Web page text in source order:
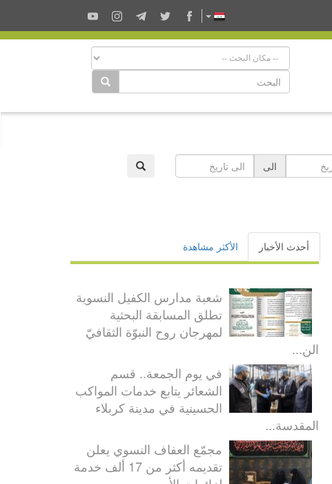
الى
أحدث الأخبار الأكثر مشاهدة
شعبة مدارس الكفيل النسوية
تطلق المسابقة البحثية
لمهرجان روح النبوّة الثقافيّ
الن...
في يوم الجمعة.. قسم
الشعائر يتابع خدمات المواكب
الحسينية في مدينة كربلاء
المقدسة...
مجمّع العفاف النسوي يعلن
تقديمه أكثر من 17 ألف خدمة